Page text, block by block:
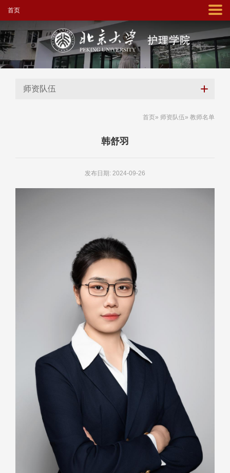
首页
师资队伍
首页» 师资队伍» 教师名单
韩舒羽
发布日期: 2024-09-26